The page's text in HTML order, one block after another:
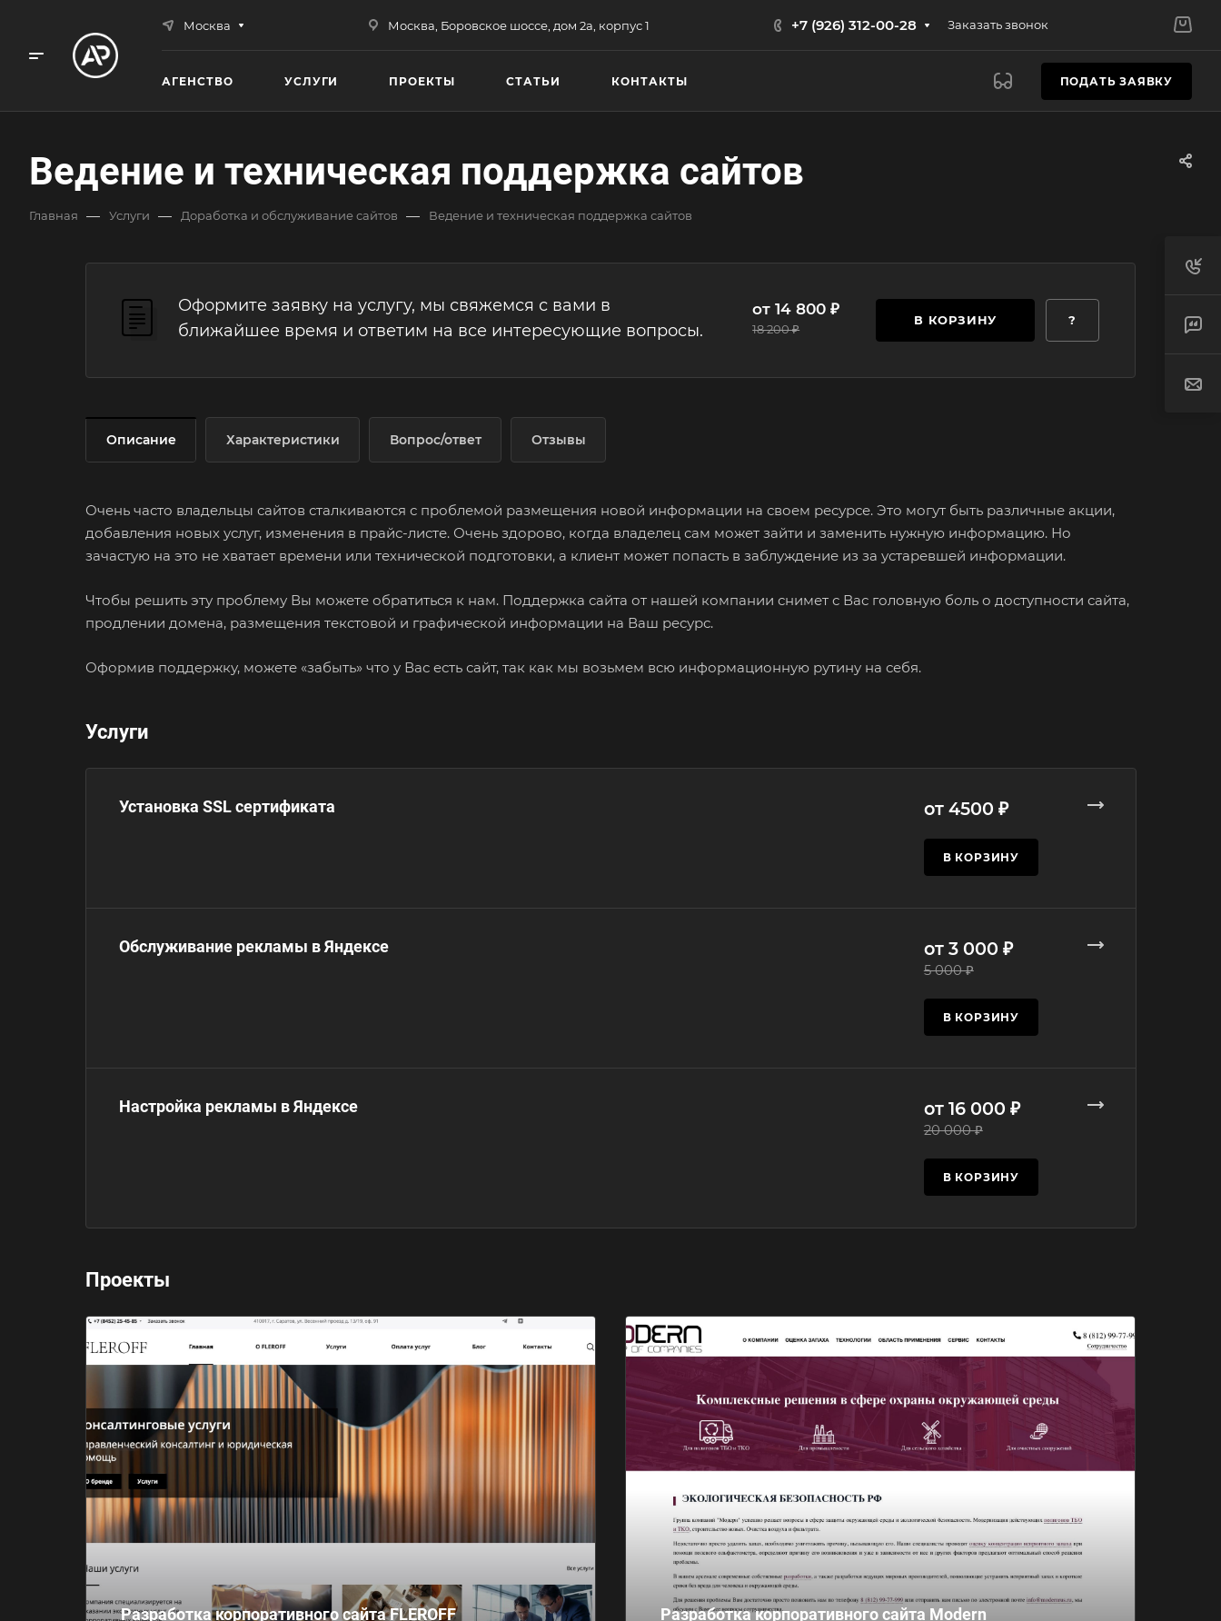
Москва Москва, Боровское шоссе, дом 2а, корпус 1 +7 (926) 312-00-28 Заказать звонок
АГЕНСТВО УСЛУГИ ПРОЕКТЫ СТАТЬИ КОНТАКТЫ ПОДАТЬ ЗАЯВКУ
Ведение и техническая поддержка сайтов
Главная — Услуги — Доработка и обслуживание сайтов — Ведение и техническая поддержка сайтов
Оформите заявку на услугу, мы свяжемся с вами в
ближайшее время и ответим на все интересующие вопросы.
от 14 800 ₽
18 200 ₽
В КОРЗИНУ ?
Описание Характеристики Вопрос/ответ Отзывы
Очень часто владельцы сайтов сталкиваются с проблемой размещения новой информации на своем ресурсе. Это могут быть различные акции,
добавления новых услуг, изменения в прайс-листе. Очень здорово, когда владелец сам может зайти и заменить нужную информацию. Но
зачастую на это не хватает времени или технической подготовки, а клиент может попасть в заблуждение из за устаревшей информации.
Чтобы решить эту проблему Вы можете обратиться к нам. Поддержка сайта от нашей компании снимет с Вас головную боль о доступности сайта,
продлении домена, размещения текстовой и графической информации на Ваш ресурс.
Оформив поддержку, можете «забыть» что у Вас есть сайт, так как мы возьмем всю информационную рутину на себя.
Услуги
Установка SSL сертификата от 4500 ₽
В КОРЗИНУ
Обслуживание рекламы в Яндексе от 3 000 ₽
5 000 ₽
В КОРЗИНУ
Настройка рекламы в Яндексе от 16 000 ₽
20 000 ₽
В КОРЗИНУ
Проекты
Разработка корпоративного сайта FLEROFF Разработка корпоративного сайта Modern